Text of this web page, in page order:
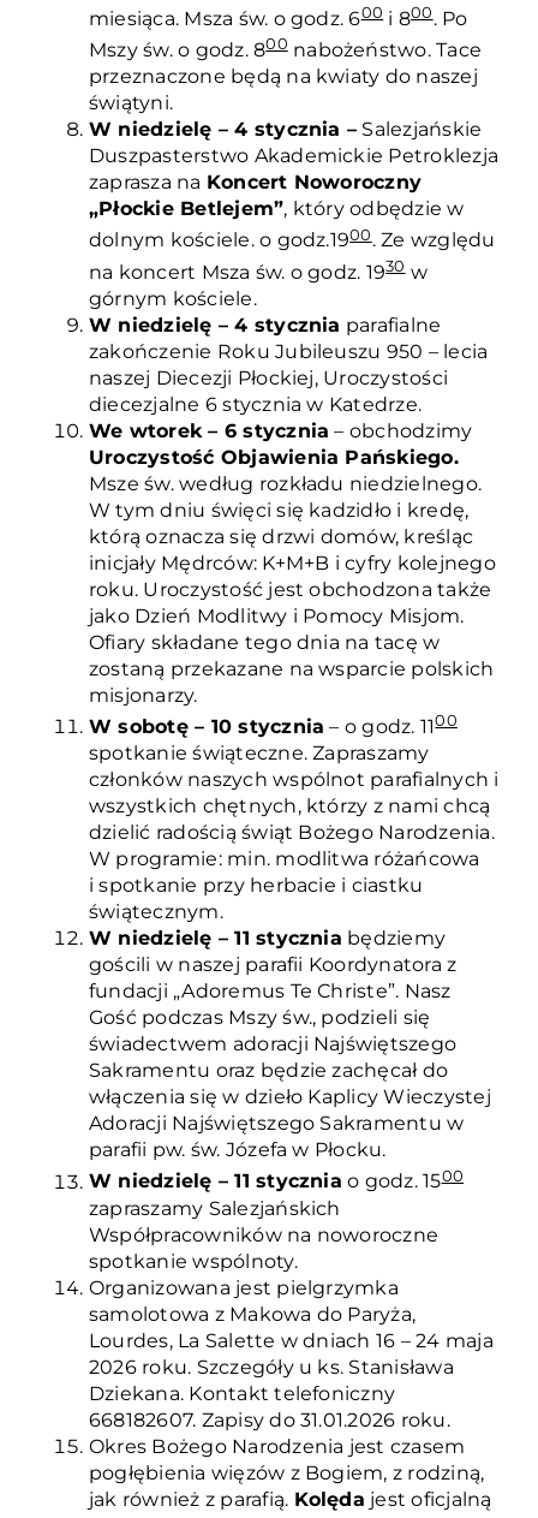
miesiąca. Msza św. o godz. 600i 800. Po
Mszy św. o godz. 800nabożeństwo. Tace
przeznaczone będą na kwiaty do naszej
świątyni.
W niedzielę – 4 stycznia – Salezjańskie
Duszpasterstwo Akademickie Petroklezja
zaprasza na Koncert Noworoczny
„Płockie Betlejem”, który odbędzie w
dolnym kościele. o godz.1900. Ze względu
na koncert Msza św. o godz. 1930w
górnym kościele.
W niedzielę – 4 stycznia parafialne
zakończenie Roku Jubileuszu 950 – lecia
naszej Diecezji Płockiej, Uroczystości
diecezjalne 6 stycznia w Katedrze.
We wtorek – 6 stycznia – obchodzimy
Uroczystość Objawienia Pańskiego.
Msze św. według rozkładu niedzielnego.
W tym dniu święci się kadzidło i kredę,
którą oznacza się drzwi domów, kreśląc
inicjały Mędrców: K+M+B i cyfry kolejnego
roku. Uroczystość jest obchodzona także
jako Dzień Modlitwy i Pomocy Misjom.
Ofiary składane tego dnia na tacę w
zostaną przekazane na wsparcie polskich
misjonarzy.
W sobotę – 10 stycznia – o godz. 1100
spotkanie świąteczne. Zapraszamy
członków naszych wspólnot parafialnych i
wszystkich chętnych, którzy z nami chcą
dzielić radością świąt Bożego Narodzenia.
W programie: min. modlitwa różańcowa
i spotkanie przy herbacie i ciastku
świątecznym.
W niedzielę – 11 stycznia będziemy
gościli w naszej parafii Koordynatora z
fundacji „Adoremus Te Christe”. Nasz
Gość podczas Mszy św., podzieli się
świadectwem adoracji Najświętszego
Sakramentu oraz będzie zachęcał do
włączenia się w dzieło Kaplicy Wieczystej
Adoracji Najświętszego Sakramentu w
parafii pw. św. Józefa w Płocku.
W niedzielę – 11 stycznia o godz. 1500
zapraszamy Salezjańskich
Współpracowników na noworoczne
spotkanie wspólnoty.
Organizowana jest pielgrzymka
samolotowa z Makowa do Paryża,
Lourdes, La Salette w dniach 16 – 24 maja
2026 roku. Szczegóły u ks. Stanisława
Dziekana. Kontakt telefoniczny
668182607. Zapisy do 31.01.2026 roku.
Okres Bożego Narodzenia jest czasem
pogłębienia więzów z Bogiem, z rodziną,
jak również z parafią. Kolęda jest oficjalną